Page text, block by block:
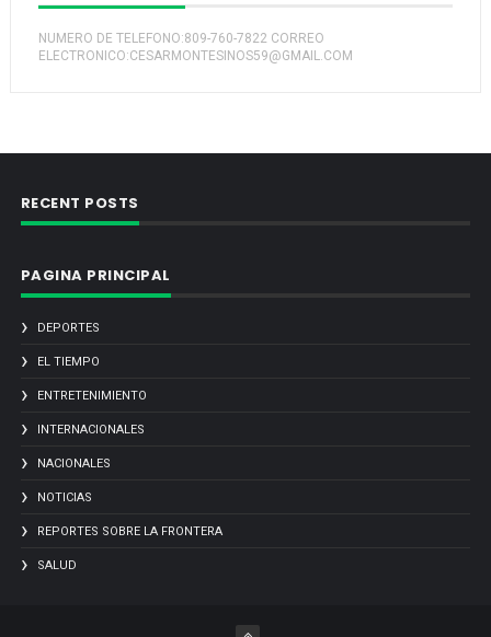
NUMERO DE TELEFONO:809-760-7822 CORREO
ELECTRONICO:CESARMONTESINOS59@GMAIL.COM
RECENT POSTS
PAGINA PRINCIPAL
DEPORTES
EL TIEMPO
ENTRETENIMIENTO
INTERNACIONALES
NACIONALES
NOTICIAS
REPORTES SOBRE LA FRONTERA
SALUD